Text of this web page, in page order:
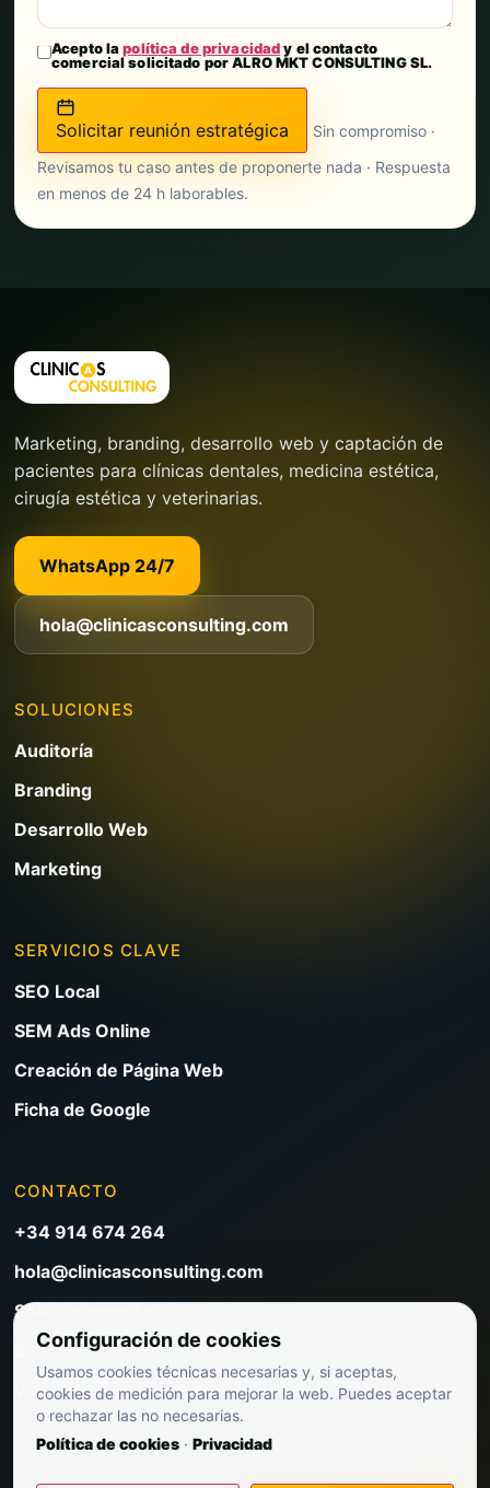
Acepto lapolítica de privacidady el contacto
comercial solicitado por ALRO MKT CONSULTING SL.
Solicitar reunión estratégica
Sin compromiso ·
Revisamos tu caso antes de proponerte nada · Respuesta
en menos de 24 h laborables.
Marketing, branding, desarrollo web y captación de
pacientes para clínicas dentales, medicina estética,
cirugía estética y veterinarias.
WhatsApp 24/7
hola@clinicasconsulting.com
SOLUCIONES
Auditoría
Branding
Desarrollo Web
Marketing
SERVICIOS CLAVE
SEO Local
SEM Ads Online
Creación de Página Web
Ficha de Google
CONTACTO
+34 914 674 264
hola@clinicasconsulting.com
Solicitar reunión
Blog de marketing clínico
Ver precios
Configuración de cookies
Usamos cookies técnicas necesarias y, si aceptas,
cookies de medición para mejorar la web. Puedes aceptar
o rechazar las no necesarias.
Política de cookies · Privacidad